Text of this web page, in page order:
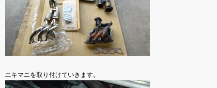
エキマニを取り付けていきます。